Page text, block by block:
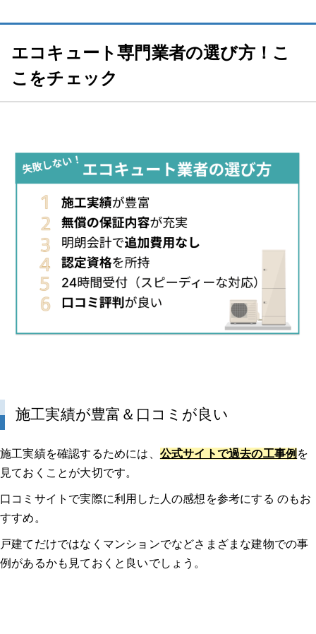
【給湯器 補助金】関連記事
エコキュート専門業者の選び方！こ
こをチェック
施工実績が豊富＆口コミが良い
施工実績を確認するためには、 公式サイトで過去の工事例 を
見ておくことが大切です。
口コミサイトで実際に利用した人の感想を参考にする のもお
すすめ。
戸建てだけではなくマンションでなどさまざまな建物での事
例があるかも見ておくと良いでしょう。